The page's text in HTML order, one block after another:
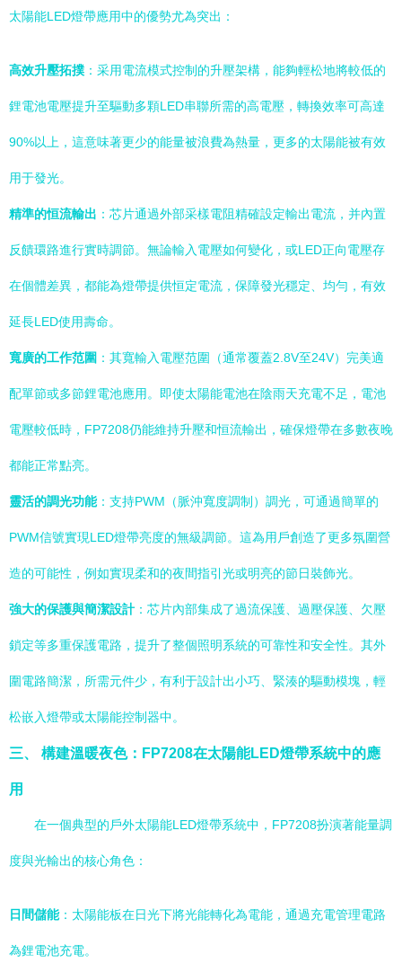
太陽能LED燈帶應用中的優勢尤為突出：
高效升壓拓撲 ：采用電流模式控制的升壓架構，能夠輕松地將較低的
鋰電池電壓提升至驅動多顆LED串聯所需的高電壓，轉換效率可高達
90%以上，這意味著更少的能量被浪費為熱量，更多的太陽能被有效
用于發光。
精準的恒流輸出 ：芯片通過外部采樣電阻精確設定輸出電流，并內置
反饋環路進行實時調節。無論輸入電壓如何變化，或LED正向電壓存
在個體差異，都能為燈帶提供恒定電流，保障發光穩定、均勻，有效
延長LED使用壽命。
寬廣的工作范圍 ：其寬輸入電壓范圍（通常覆蓋2.8V至24V）完美適
配單節或多節鋰電池應用。即使太陽能電池在陰雨天充電不足，電池
電壓較低時，FP7208仍能維持升壓和恒流輸出，確保燈帶在多數夜晚
都能正常點亮。
靈活的調光功能：支持PWM（脈沖寬度調制）調光，可通過簡單的
PWM信號實現LED燈帶亮度的無級調節。這為用戶創造了更多氛圍營
造的可能性，例如實現柔和的夜間指引光或明亮的節日裝飾光。
強大的保護與簡潔設計：芯片內部集成了過流保護、過壓保護、欠壓
鎖定等多重保護電路，提升了整個照明系統的可靠性和安全性。其外
圍電路簡潔，所需元件少，有利于設計出小巧、緊湊的驅動模塊，輕
松嵌入燈帶或太陽能控制器中。
三、 構建溫暖夜色：FP7208在太陽能LED燈帶系統中的應
用
在一個典型的戶外太陽能LED燈帶系統中，FP7208扮演著能量調
度與光輸出的核心角色：
日間儲能：太陽能板在日光下將光能轉化為電能，通過充電管理電路
為鋰電池充電。